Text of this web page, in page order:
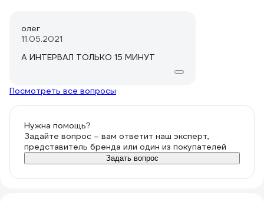
олег
11.05.2021
А ИНТЕРВАЛ ТОЛЬКО 15 МИНУТ
Посмотреть все вопросы
Нужна помощь?
Задайте вопрос – вам ответит наш эксперт,
представитель бренда или один из покупателей
Задать вопрос